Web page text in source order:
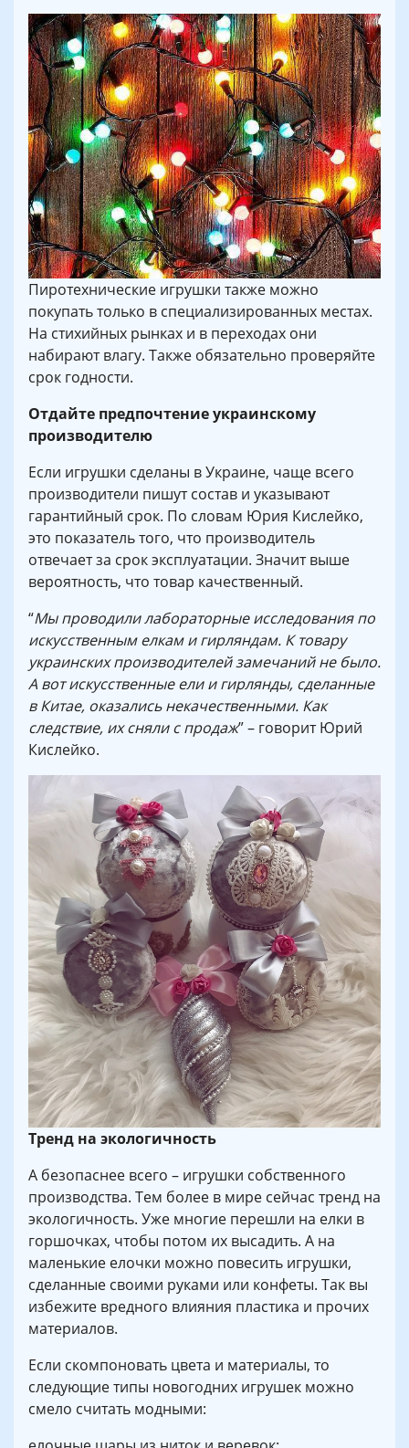
Пиротехнические игрушки также можно
покупать только в специализированных местах.
На стихийных рынках и в переходах они
набирают влагу. Также обязательно проверяйте
срок годности.
Отдайте предпочтение украинскому
производителю
Если игрушки сделаны в Украине, чаще всего
производители пишут состав и указывают
гарантийный срок. По словам Юрия Кислейко,
это показатель того, что производитель
отвечает за срок эксплуатации. Значит выше
вероятность, что товар качественный.
“Мы проводили лабораторные исследования по
искусственным елкам и гирляндам. К товару
украинских производителей замечаний не было.
А вот искусственные ели и гирлянды, сделанные
в Китае, оказались некачественными. Как
следствие, их сняли с продаж” – говорит Юрий
Кислейко.
Тренд на экологичность
А безопаснее всего – игрушки собственного
производства. Тем более в мире сейчас тренд на
экологичность. Уже многие перешли на елки в
горшочках, чтобы потом их высадить. А на
маленькие елочки можно повесить игрушки,
сделанные своими руками или конфеты. Так вы
избежите вредного влияния пластика и прочих
материалов.
Если скомпоновать цвета и материалы, то
следующие типы новогодних игрушек можно
смело считать модными: